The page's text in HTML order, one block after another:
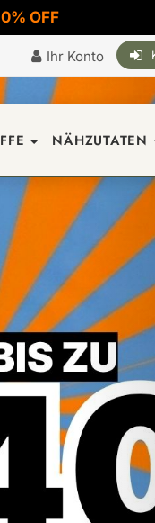
OFF
Ihr Konto
NÄHZUTATEN